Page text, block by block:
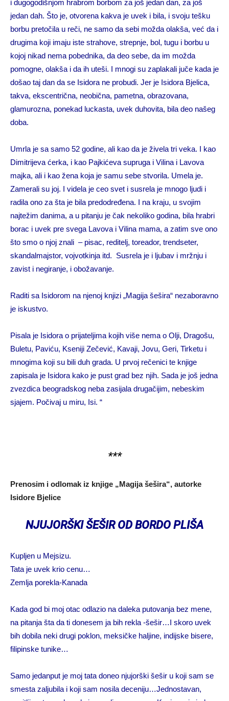
i dugogodišnjom hrabrom borbom za još jedan dan, za još
jedan dah. Što je, otvorena kakva je uvek i bila, i svoju tešku
borbu pretočila u reči, ne samo da sebi možda olakša, već da i
drugima koji imaju iste strahove, strepnje, bol, tugu i borbu u
kojoj nikad nema pobednika, da deo sebe, da im možda
pomogne, olakša i da ih uteši. I mnogi su zaplakali juče kada je
došao taj dan da se Isidora ne probudi. Jer je Isidora Bjelica,
takva, ekscentrična, neobična, pametna, obrazovana,
glamurozna, ponekad luckasta, uvek duhovita, bila deo našeg
doba.
Umrla je sa samo 52 godine, ali kao da je živela tri veka. I kao
Dimitrijeva ćerka, i kao Pajkićeva supruga i Vilina i Lavova
majka, ali i kao žena koja je samu sebe stvorila. Umela je.
Zamerali su joj. I videla je ceo svet i susrela je mnogo ljudi i
radila ono za šta je bila predodređena. I na kraju, u svojim
najtežim danima, a u pitanju je čak nekoliko godina, bila hrabri
borac i uvek pre svega Lavova i Vilina mama, a zatim sve ono
što smo o njoj znali – pisac, reditelj, toreador, trendseter,
skandalmajstor, vojvotkinja itd. Susrela je i ljubav i mržnju i
zavist i negiranje, i obožavanje.
Raditi sa Isidorom na njenoj knjizi „Magija šešira“ nezaboravno
je iskustvo.
Pisala je Isidora o prijateljima kojih više nema o Olji, Dragošu,
Buletu, Paviću, Kseniji Zečević, Kavaji, Jovu, Geri, Tirketu i
mnogima koji su bili duh grada. U prvoj rečenici te knjige
zapisala je Isidora kako je pust grad bez njih. Sada je još jedna
zvezdica beogradskog neba zasijala drugačijim, nebeskim
sjajem. Počivaj u miru, Isi. “
***
Prenosim i odlomak iz knjige „Magija šešira“, autorke
Isidore Bjelice
NJUJORŠKI ŠEŠIR OD BORDO PLIŠA
Kupljen u Mejsizu.
Tata je uvek krio cenu…
Zemlja porekla-Kanada
Kada god bi moj otac odlazio na daleka putovanja bez mene,
na pitanja šta da ti donesem ja bih rekla -šešir…I skoro uvek
bih dobila neki drugi poklon, meksičke haljine, indijske bisere,
filipinske tunike…
Samo jedanput je moj tata doneo njujorški šešir u koji sam se
smesta zaljubila i koji sam nosila deceniju…Jednostavan,